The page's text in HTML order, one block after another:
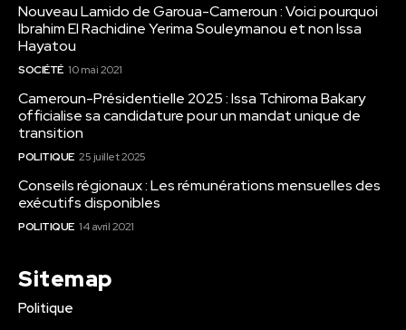
Nouveau Lamido de Garoua-Cameroun : Voici pourquoi
Ibrahim El Rachidine Yerima Souleymanou et non Issa
Hayatou
SOCIÉTÉ 10 mai 2021
Cameroun-Présidentielle 2025 : Issa Tchiroma Bakary
officialise sa candidature pour un mandat unique de
transition
POLITIQUE 25 juillet 2025
Conseils régionaux : Les rémunérations mensuelles des
exécutifs disponibles
POLITIQUE 14 avril 2021
Sitemap
Politique